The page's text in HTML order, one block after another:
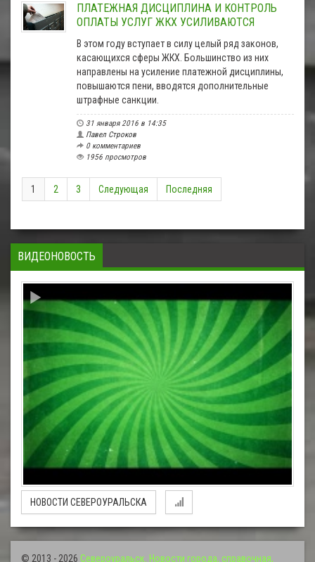
ПЛАТЕЖНАЯ ДИСЦИПЛИНА И КОНТРОЛЬ
ОПЛАТЫ УСЛУГ ЖКХ УСИЛИВАЮТСЯ
В этом году вступает в силу целый ряд законов,
касающихся сферы ЖКХ. Большинство из них
направлены на усиление платежной дисциплины,
повышаются пени, вводятся дополнительные
штрафные санкции.
31 января 2016 в 14:35
Павел Строков
0 комментариев
1956 просмотров
1 2 3 Следующая Последняя
ВИДЕОНОВОСТЬ
НОВОСТИ СЕВЕРОУРАЛЬСКА
© 2013 - 2026 Североуральск. Новости города, справочная,